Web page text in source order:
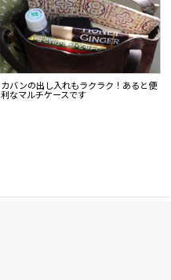
カバンの出し入れもラクラク！あると便
利なマルチケースです